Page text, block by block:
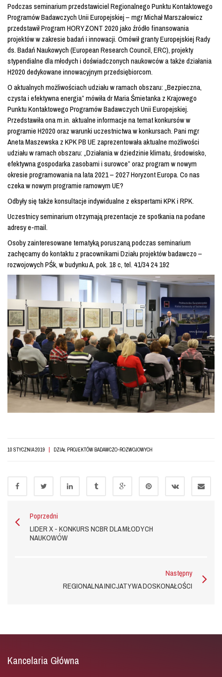
Podczas seminarium przedstawiciel Regionalnego Punktu Kontaktowego
Programów Badawczych Unii Europejskiej – mgr Michał Marszałowicz
przedstawił Program HORYZONT 2020 jako źródło finansowania
projektów w zakresie badań i innowacji. Omówił granty Europejskiej Rady
ds. Badań Naukowych (European Research Council, ERC), projekty
stypendialne dla młodych i doświadczonych naukowców a także działania
H2020 dedykowane innowacyjnym przedsiębiorcom.
O aktualnych możliwościach udziału w ramach obszaru: „Bezpieczna,
czysta i efektywna energia” mówiła dr Maria Śmietanka z Krajowego
Punktu Kontaktowego Programów Badawczych Unii Europejskiej.
Przedstawiła ona m.in. aktualne informacje na temat konkursów w
programie H2020 oraz warunki uczestnictwa w konkursach. Pani mgr
Aneta Maszewska z KPK PB UE zaprezentowała aktualne możliwości
udziału w ramach obszaru: „Działania w dziedzinie klimatu, środowisko,
efektywna gospodarka zasobami i surowce” oraz program w nowym
okresie programowania na lata 2021 – 2027 Horyzont Europa. Co nas
czeka w nowym programie ramowym UE?
Odbyły się także konsultacje indywidualne z ekspertami KPK i RPK.
Uczestnicy seminarium otrzymają prezentacje ze spotkania na podane
adresy e-mail.
Osoby zainteresowane tematyką poruszaną podczas seminarium
zachęcamy do kontaktu z pracownikami Działu projektów badawczo –
rozwojowych PŚk, w budynku A, pok. 18 c, tel. 41/34 24 192
10 STYCZNIA 2019 | DZIAŁ PROJEKTÓW BADAWCZO-ROZWOJOWYCH
Poprzedni
LIDER X - KONKURS NCBR DLA MŁODYCH
NAUKOWÓW
Następny
REGIONALNA INICJATYWA DOSKONAŁOŚCI
Kancelaria Główna